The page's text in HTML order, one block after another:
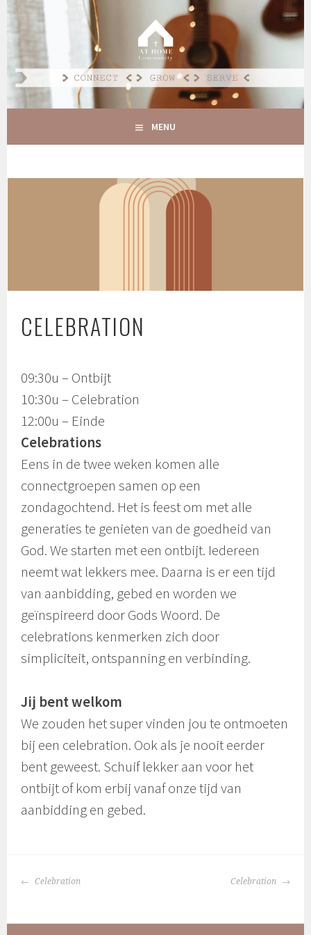
Spring
inhoud
AT HOME COMMUNITY
CONNECT GROW SERVE
MENU
CELEBRATION
09:30u – Ontbijt
10:30u – Celebration
12:00u – Einde
Celebrations
Eens in de twee weken komen alle
connectgroepen samen op een
zondagochtend. Het is feest om met alle
generaties te genieten van de goedheid van
God. We starten met een ontbijt. Iedereen
neemt wat lekkers mee. Daarna is er een tijd
van aanbidding, gebed en worden we
geïnspireerd door Gods Woord. De
celebrations kenmerken zich door
simpliciteit, ontspanning en verbinding.
Jij bent welkom
We zouden het super vinden jou te ontmoeten
bij een celebration. Ook als je nooit eerder
bent geweest. Schuif lekker aan voor het
ontbijt of kom erbij vanaf onze tijd van
aanbidding en gebed.
BERICHTNAVIGATIE
Celebration Celebration